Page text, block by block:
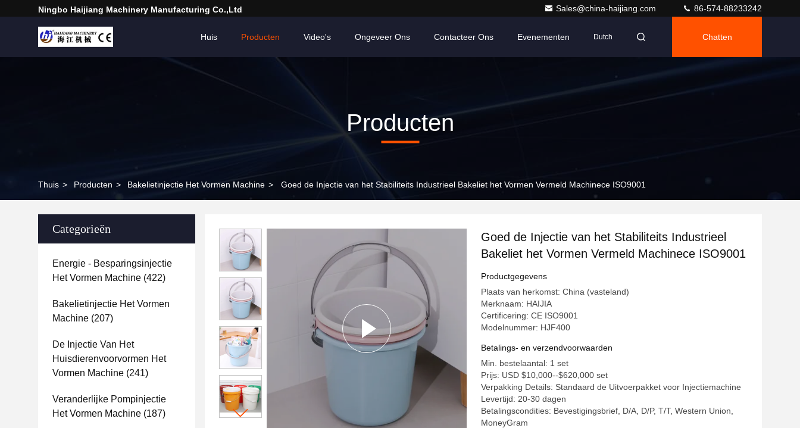
Ningbo Haijiang Machinery Manufacturing Co.,Ltd Sales@china-haijiang.com 86-574-88233242
Huis Producten Video's Ongeveer Ons Contacteer Ons Evenementen Dutch Chatten
Producten
Thuis > Producten > Bakelietinjectie Het Vormen Machine > Goed de Injectie van het Stabiliteits Industrieel Bakeliet het Vormen Vermeld Machinece ISO9001
Categorieën
Energie - Besparingsinjectie
Het Vormen Machine (422)
Bakelietinjectie Het Vormen
Machine (207)
De Injectie Van Het
Huisdierenvoorvormen Het
Vormen Machine (241)
Veranderlijke Pompinjectie
Het Vormen Machine (187)
Goed de Injectie van het Stabiliteits Industrieel
Bakeliet het Vormen Vermeld Machinece ISO9001
Productgegevens
Plaats van herkomst: China (vasteland)
Merknaam: HAIJIA
Certificering: CE ISO9001
Modelnummer: HJF400
Betalings- en verzendvoorwaarden
Min. bestelaantal: 1 set
Prijs: USD $10,000--$620,000 set
Verpakking Details: Standaard de Uitvoerpakket voor Injectiemachine
Levertijd: 20-30 dagen
Betalingscondities: Bevestigingsbrief, D/A, D/P, T/T, Western Union,
MoneyGram